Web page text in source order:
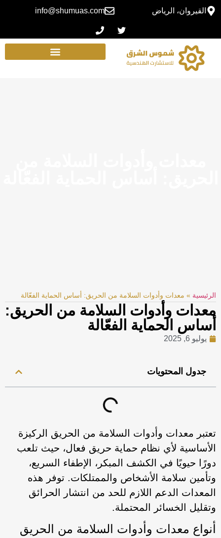
القيروان، الرياض info@shumuas.com
الرئيسية » معدات وأدوات السلامة من الحريق: أساس الحماية الفعّالة
معدات وأدوات السلامة من الحريق:
أساس الحماية الفعّالة
يوليو 6, 2025
جدول المحتويات
تعتبر معدات وأدوات السلامة من الحريق الركيزة
الأساسية لأي نظام حماية حريق فعال، حيث تلعب
دورًا حيويًا في الكشف المبكر، الإطفاء السريع،
وتأمين سلامة الأشخاص والممتلكات. توفر هذه
المعدات الدعم اللازم للحد من انتشار الحرائق
وتقليل الخسائر المحتملة.
أنواع معدات وأدوات السلامة من الحريق